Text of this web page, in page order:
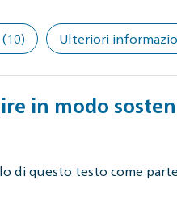
(10) Ulteriori
in modo
di questo testo come